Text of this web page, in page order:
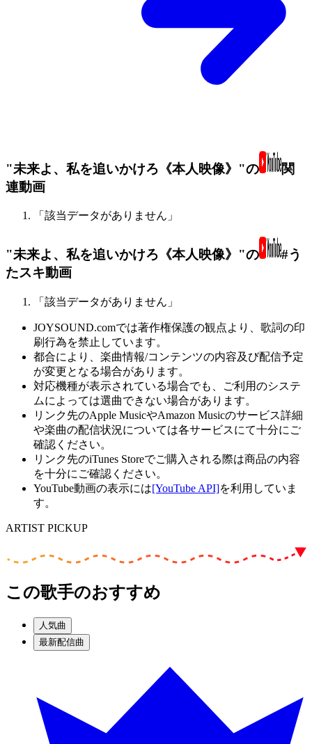
"未来よ、私を追いかけろ《本人映像》"の
関
連動画
「該当データがありません」
"未来よ、私を追いかけろ《本人映像》"の
#う
たスキ動画
「該当データがありません」
JOYSOUND.comでは著作権保護の観点より、歌詞の印
刷行為を禁止しています。
都合により、楽曲情報/コンテンツの内容及び配信予定
が変更となる場合があります。
対応機種が表示されている場合でも、ご利用のシステ
ムによっては選曲できない場合があります。
リンク先のApple MusicやAmazon Musicのサービス詳細
や楽曲の配信状況については各サービスにて十分にご
確認ください。
リンク先のiTunes Storeでご購入される際は商品の内容
を十分にご確認ください。
YouTube動画の表示には[YouTube API]を利用していま
す。
ARTIST PICKUP
この歌手のおすすめ
人気曲
最新配信曲